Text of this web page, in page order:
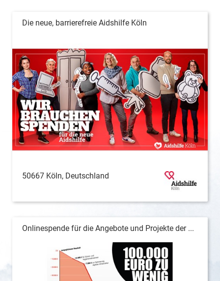
Die neue, barrierefreie Aidshilfe Köln
50667 Köln, Deutschland
Onlinespende für die Angebote und Projekte der ...